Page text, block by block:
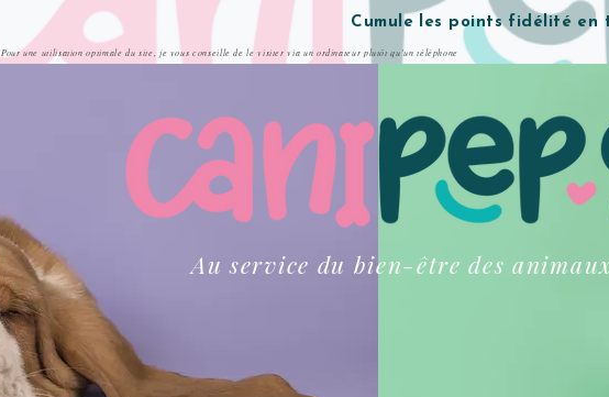
Cumule les points fidélité en
Pour une utilisation optimale du site, je vous conseille de le visiter via un ordinateur plutôt qu'un téléphone
Au service du bien-être des